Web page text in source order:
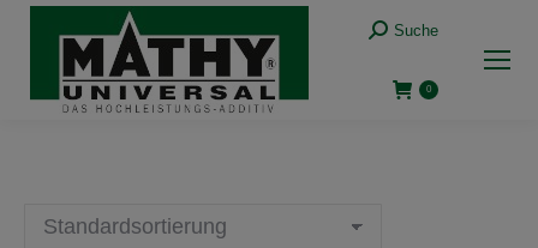
Suche:
Suche
0